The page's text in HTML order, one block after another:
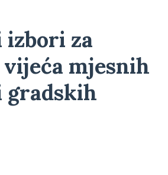
izbori za
mjesnih
gradskih